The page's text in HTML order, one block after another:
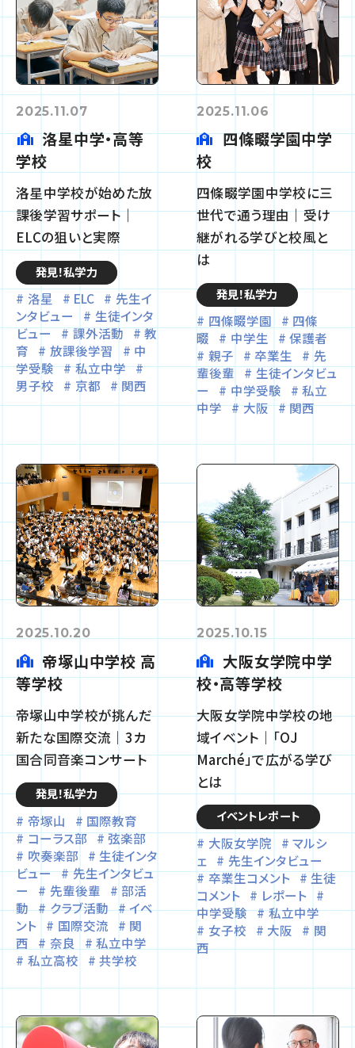
2025.11.07
洛星中学・高等
学校
洛星中学校が始めた放
課後学習サポート｜
ELCの狙いと実際
発見！私学力
洛星 ELC
先生イ
ンタビュー
生徒インタ
ビュー
課外活動
教
育
放課後学習
中
学受験
私立中学
男子校
京都 関西
2025.11.06
四條畷学園中学
校
四條畷学園中学校に三
世代で通う理由｜受け
継がれる学びと校風と
は
発見！私学力
四條畷学園
四條
畷
中学生
保護者
親子
卒業生
先
輩後輩
生徒インタビュ
ー
中学受験
私立
中学
大阪 関西
2025.10.20
帝塚山中学校 高
等学校
帝塚山中学校が挑んだ
新たな国際交流｜3カ
国合同音楽コンサート
発見！私学力
帝塚山
国際教育
コーラス部
弦楽部
吹奏楽部
生徒インタ
ビュー
先生インタビュ
ー
先輩後輩
部活
動
クラブ活動
イベ
ント
国際交流
関
西
奈良
私立中学
私立高校
共学校
2025.10.15
大阪女学院中学
校・高等学校
大阪女学院中学校の地
域イベント｜「OJ
Marché」で広がる学び
とは
イベントレポート
大阪女学院
マルシ
ェ
先生インタビュー
卒業生コメント
生徒
コメント
レポート
中学受験
私立中学
女子校
大阪
関
西